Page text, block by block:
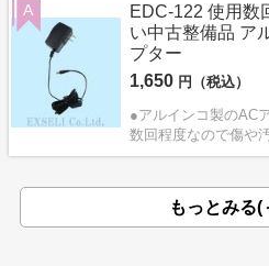
EDC-122 使用数
い中古整備品 ア
プター
1,650 円（税込）
●アルインコ製のAC
数回程度なので傷や
A
もっとみる(